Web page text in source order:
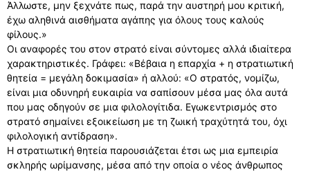
Άλλωστε, μην ξεχνάτε πως, παρά την αυστηρή μου κριτική,
έχω αληθινά αισθήματα αγάπης για όλους τους καλούς
φίλους.»
Οι αναφορές του στον στρατό είναι σύντομες αλλά ιδιαίτερα
χαρακτηριστικές. Γράφει: «Βέβαια η επαρχία + η στρατιωτική
θητεία = μεγάλη δοκιμασία» ή αλλού: «Ο στρατός, νομίζω,
είναι μια οδυνηρή ευκαιρία να σαπίσουν μέσα μας όλα αυτά
που μας οδηγούν σε μια φιλολογίτιδα. Εγωκεντρισμός στο
στρατό σημαίνει εξοικείωση με τη ζωική τραχύτητά του, όχι
φιλολογική αντίδραση».
Η στρατιωτική θητεία παρουσιάζεται έτσι ως μια εμπειρία
σκληρής ωρίμανσης, μέσα από την οποία ο νέος άνθρωπος